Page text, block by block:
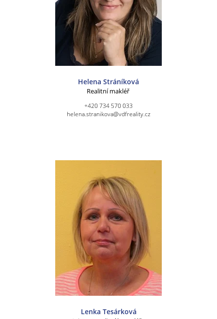
Helena Stráníková
Realitní makléř
+420 734 570 033
helena.stranikova@vdfreality.cz
Lenka Tesárková